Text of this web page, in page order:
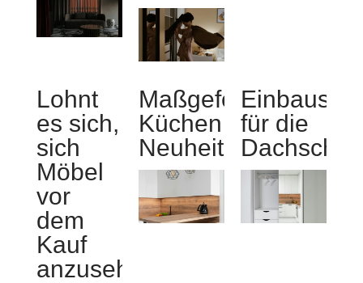
Lohnt
es sich,
sich
Möbel
vor
dem
Kauf
anzusehen?
Maßgefertigte
Küchen
Neuheiten
für die